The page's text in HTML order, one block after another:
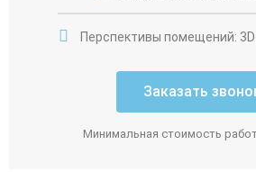
Перспективы помещений: 3D
Заказать
Минимальная стоимость